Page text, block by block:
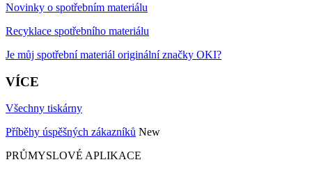
Novinky o spotřebním materiálu
Recyklace spotřebního materiálu
Je můj spotřební materiál originální značky OKI?
VÍCE
Všechny tiskárny
Příběhy úspěšných zákazníků New
PRŮMYSLOVÉ APLIKACE